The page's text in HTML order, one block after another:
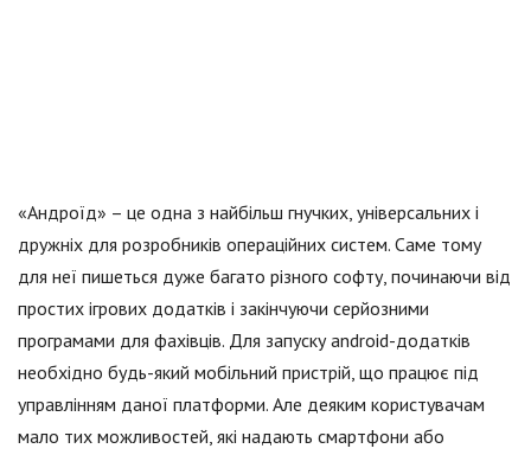
«Андроїд» – це одна з найбільш гнучких, універсальних і
дружніх для розробників операційних систем. Саме тому
для неї пишеться дуже багато різного софту, починаючи від
простих ігрових додатків і закінчуючи серйозними
програмами для фахівців. Для запуску android-додатків
необхідно будь-який мобільний пристрій, що працює під
управлінням даної платформи. Але деяким користувачам
мало тих можливостей, які надають смартфони або